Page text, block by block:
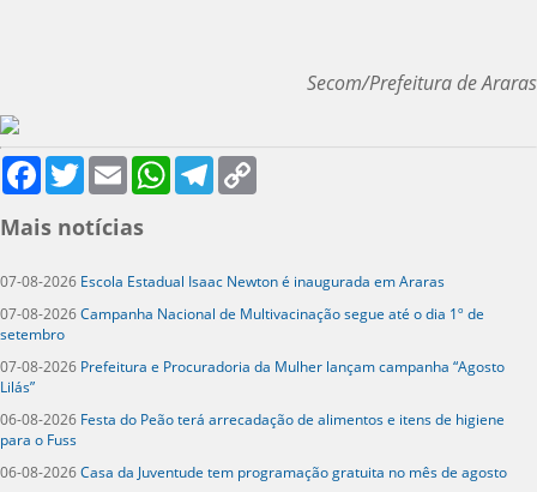
Secom/Prefeitura de Araras
FacebookTwitter Email WhatsAppTelegram
Mais notícias
07-08-2026 Escola Estadual Isaac Newton é inaugurada em Araras
07-08-2026Campanha Nacional de Multivacinação segue até o dia 1º de
setembro
07-08-2026 Prefeitura e Procuradoria da Mulher lançam campanha “Agosto
Lilás”
06-08-2026 Festa do Peão terá arrecadação de alimentos e itens de higiene
para o Fuss
06-08-2026Casa da Juventude tem programação gratuita no mês de agosto